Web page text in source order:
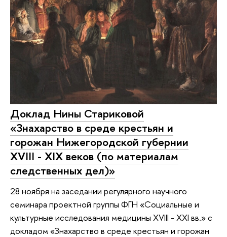
Доклад Нины Стариковой
«Знахарство в среде крестьян и
горожан Нижегородской губернии
XVIII - XIX веков (по материалам
следственных дел)»
28 ноября на заседании регулярного научного
семинара проектной группы ФГН «Социальные и
культурные исследования медицины XVIII - XXI вв.» с
докладом «Знахарство в среде крестьян и горожан